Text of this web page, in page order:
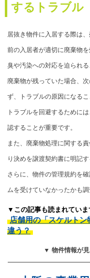
するトラブル
居抜き物件に入居する際は
前の入居者が適切に廃棄物
臭や汚染への対応を迫られる
廃棄物が残っていた場合、
ず、トラブルの原因になるこ
トラブルを回避するために
認することが重要です。
また、廃棄物処理に関する
り決めを譲渡契約書に明記す
さらに、物件の管理規約を
ムを受けていなかったかも
▼この記事も読まれていま
店舗用の「スケルト
違う？
▼ 物件情報が